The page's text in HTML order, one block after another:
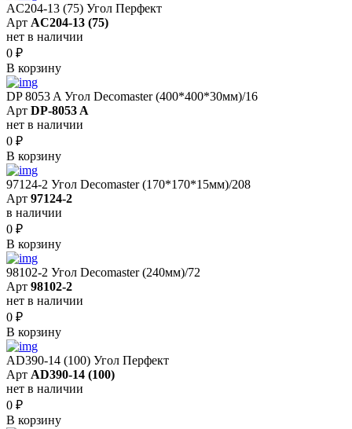
AC204-13 (75) Угол Перфект
Арт AC204-13 (75)
нет в наличии
0 ₽
В корзину
DP 8053 A Угол Decomaster (400*400*30мм)/16
Арт DP-8053 A
нет в наличии
0 ₽
В корзину
97124-2 Угол Decomaster (170*170*15мм)/208
Арт 97124-2
в наличии
0 ₽
В корзину
98102-2 Угол Decomaster (240мм)/72
Арт 98102-2
нет в наличии
0 ₽
В корзину
AD390-14 (100) Угол Перфект
Арт AD390-14 (100)
нет в наличии
0 ₽
В корзину